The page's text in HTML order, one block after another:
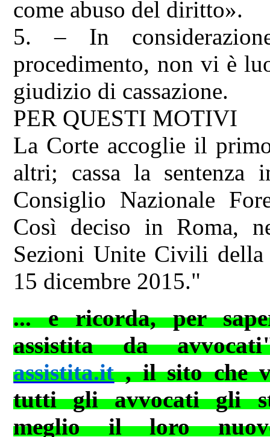
come abuso del diritto».
5. – In
procedimento, non vi è
giudizio di cassazione.
PER QUESTI MOTIVI
La Corte accoglie il
altri; cassa la sentenza
Consiglio Nazionale
Così deciso in Roma,
Sezioni Unite Civili della
15 dicembre 2015."
... e ricorda, per
assistita da
assistita.it, il sito che
tutti gli avvocati gli
meglio il loro